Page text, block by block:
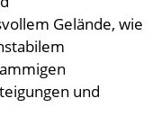
Gelände, wie
und